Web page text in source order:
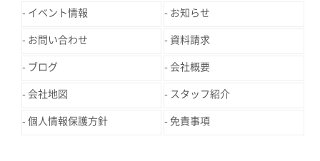
イベント情報 お知らせ
お問い合わせ 資料請求
ブログ 会社概要
会社地図 スタッフ紹介
個人情報保護方針 免責事項